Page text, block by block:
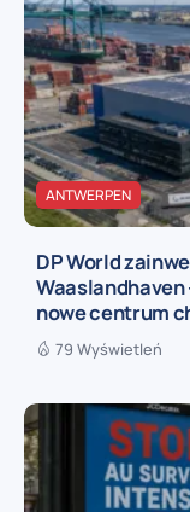
ANTWERPEN
DP World
nowe centrum
79 Wyświetleń